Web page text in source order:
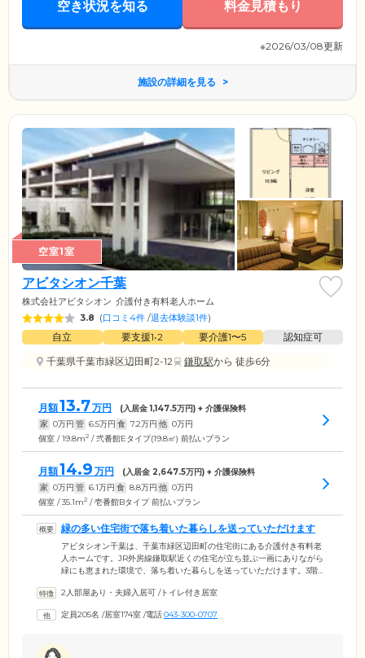
空き状況を知る 料金見積もり
※2026/03/08更新
施設の詳細を見る
空室1室
アビタシオン千葉
株式会社アビタシオン 介護付き有料老人ホーム
3.8 (口コミ4件 /退去体験談1件)
自立 要支援1•2 要介護1〜5
認知症可
千葉県千葉市緑区辺田町2-12
鎌取駅から 徒歩6分
月額13.7万円 (入居金1,147.5万円) + 介護保険料
家 0万円 管 6.5万円 食 7.2万円 他 0万円
個室 / 19.8m2 / 弐番館Eタイプ(19.8㎡) 前払いプラン
月額14.9 万円 (入居金 2,647.5万円) + 介護保険料
家 0万円 管 6.1万円 食 8.8万円 他 0万円
個室 / 35.1m2 / 壱番館Bタイプ 前払いプラン
緑の多い住宅街で落ち着いた暮らしを送っていただけます
アビタシオン千葉は、千葉市緑区辺田町の住宅街にある介護付き有料老
人ホームです。JR外房線鎌取駅近くの住宅が立ち並ぶ一画にありながら
緑にも恵まれた環境で、落ち着いた暮らしを送っていただけます。3階建
感も感じられる雰囲気です。一般棟の居室は、1ルームから2LDKまで3タ
付きです。トイレとバルコニーが付いたワンルームタイプの介護専用居
2人部屋あり・夫婦入居可 /トイレ付き居室
定員205名 /居室174室 /電話043-300-0707